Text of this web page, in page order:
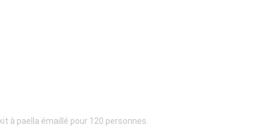
à paella émaillé pour 120 personnes.